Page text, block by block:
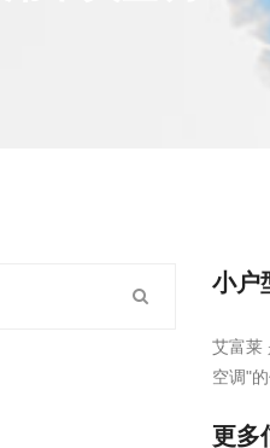
小户
艾富莱
空调"
更多